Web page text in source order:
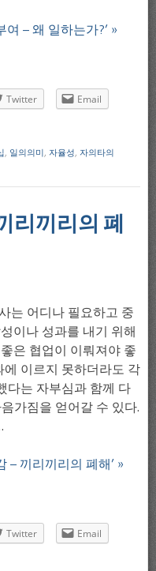
여 – 왜 일하는가?’ »
Twitter
Email
, 일의의미, 자율성, 자의타의
리끼리의 폐
는 어디나 필요하고 중
이나 성과를 내기 위해
은 협업이 이뤄져야 좋
이르지 못하더라도 각
다는 자부심과 함께 다
가짐을 얻어갈 수 있다.
– 끼리끼리의 폐해’ »
Twitter
Email